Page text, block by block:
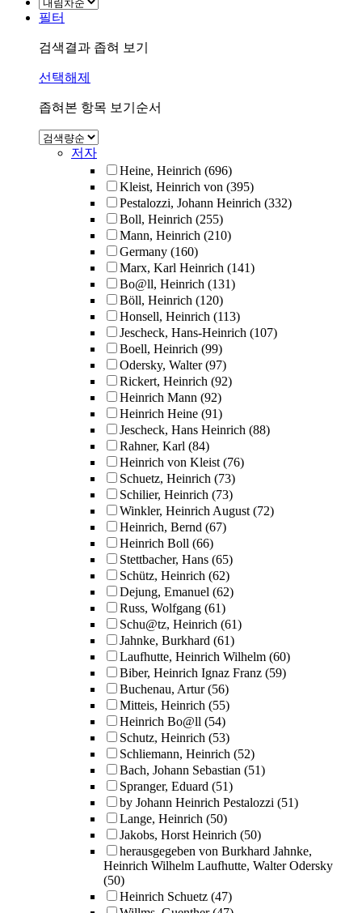
필터
검색결과 좁혀 보기
선택해제
좁혀본 항목 보기순서
저자
Heine, Heinrich (696)
Kleist, Heinrich von (395)
Pestalozzi, Johann Heinrich (332)
Boll, Heinrich (255)
Mann, Heinrich (210)
Germany (160)
Marx, Karl Heinrich (141)
Bo@ll, Heinrich (131)
Böll, Heinrich (120)
Honsell, Heinrich (113)
Jescheck, Hans-Heinrich (107)
Boell, Heinrich (99)
Odersky, Walter (97)
Rickert, Heinrich (92)
Heinrich Mann (92)
Heinrich Heine (91)
Jescheck, Hans Heinrich (88)
Rahner, Karl (84)
Heinrich von Kleist (76)
Schuetz, Heinrich (73)
Schilier, Heinrich (73)
Winkler, Heinrich August (72)
Heinrich, Bernd (67)
Heinrich Boll (66)
Stettbacher, Hans (65)
Schütz, Heinrich (62)
Dejung, Emanuel (62)
Russ, Wolfgang (61)
Schu@tz, Heinrich (61)
Jahnke, Burkhard (61)
Laufhutte, Heinrich Wilhelm (60)
Biber, Heinrich Ignaz Franz (59)
Buchenau, Artur (56)
Mitteis, Heinrich (55)
Heinrich Bo@ll (54)
Schutz, Heinrich (53)
Schliemann, Heinrich (52)
Bach, Johann Sebastian (51)
Spranger, Eduard (51)
by Johann Heinrich Pestalozzi (51)
Lange, Heinrich (50)
Jakobs, Horst Heinrich (50)
herausgegeben von Burkhard Jahnke,
Heinrich Wilhelm Laufhutte, Walter Odersky
(50)
Heinrich Schuetz (47)